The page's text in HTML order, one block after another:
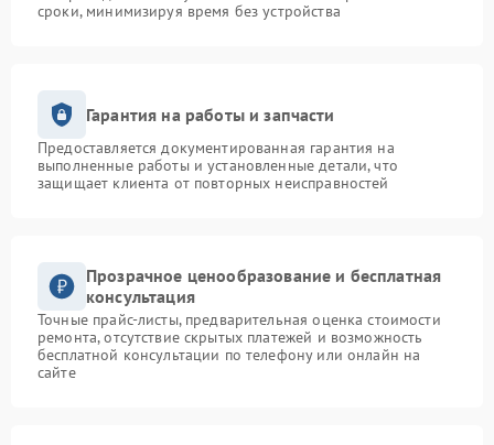
сроки, минимизируя время без устройства
Гарантия на работы и запчасти
Предоставляется документированная гарантия на
выполненные работы и установленные детали, что
защищает клиента от повторных неисправностей
Прозрачное ценообразование и бесплатная
консультация
Точные прайс-листы, предварительная оценка стоимости
ремонта, отсутствие скрытых платежей и возможность
бесплатной консультации по телефону или онлайн на
сайте